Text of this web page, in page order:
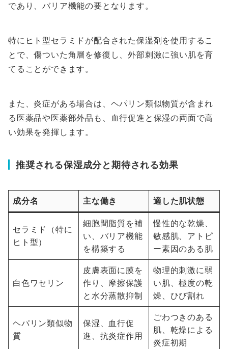
であり、バリア機能の要となります。
特にヒト型セラミドが配合された保湿剤を使用するこ
とで、傷ついた角層を修復し、外部刺激に強い肌を育
てることができます。
また、炎症がある場合は、ヘパリン類似物質が含まれ
る医薬品や医薬部外品も、血行促進と保湿の両面で高
い効果を発揮します。
推奨される保湿成分と期待される効果
成分名 主な働き 適した肌状態
セラミド（特に
ヒト型）
細胞間脂質を補
い、バリア機能
を構築する
慢性的な乾燥、
敏感肌、アトピ
ー素因のある肌
白色ワセリン
皮膚表面に膜を
作り、摩擦保護
と水分蒸散抑制
物理的刺激に弱
い肌、極度の乾
燥、ひび割れ
ヘパリン類似物
質
保湿、血行促
進、抗炎症作用
ごわつきのある
肌、乾燥による
炎症初期